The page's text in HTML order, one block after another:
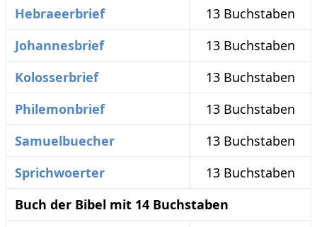
Hebraeerbrief
13 Buchstaben
Johannesbrief
13 Buchstaben
Kolosserbrief
13 Buchstaben
Philemonbrief
13 Buchstaben
Samuelbuecher
13 Buchstaben
Sprichwoerter
13 Buchstaben
Buch der Bibel mit 14 Buchstaben